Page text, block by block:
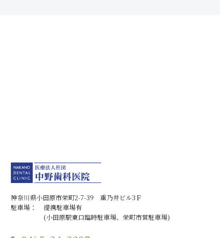
き間が目立つことがあります。
処置後、歯肉から出血することがありますが、時間の経過と
ともに治癒します。
た噛んだときや歯を磨くときも痛みが出ることがあります
が、時間の経過とともに治癒します。
処置後、しばらく知覚過敏の症状が出ることがありますが、
神奈川県小田原市栄町2-7-39 重乃井ビル3Ｆ
駐車場：
提携駐車場有
(小田原駅東口臨時駐車場、栄町市営駐車場)